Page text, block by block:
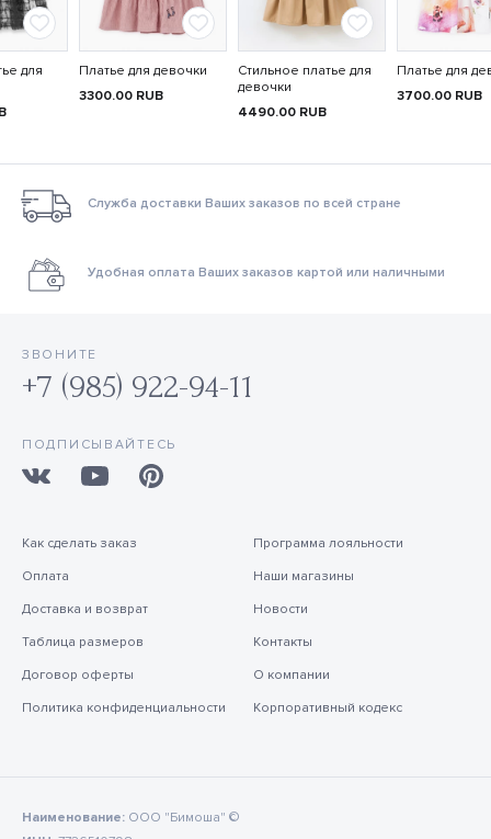
для
Платье для девочки
3300.00 RUB
Стильное платье для
девочки
4490.00 RUB
Платье для
3700.00 RUB
Служба доставки Ваших заказов по всей стране
Удобная оплата Ваших заказов картой или наличными
ЗВОНИТЕ
+7 (985) 922-94-11
ПОДПИСЫВАЙТЕСЬ
Как сделать заказ
Оплата
Доставка и возврат
Таблица размеров
Договор оферты
Политика конфиденциальности
Программа лояльности
Наши магазины
Новости
Контакты
О компании
Корпоративный кодекс
Наименование: ООО "Бимоша" ©